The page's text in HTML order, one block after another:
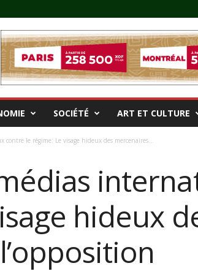
SOCIÉTÉ ART ET CULTURE
contre le régime: Le visage hideux des mercenaires...
hideux